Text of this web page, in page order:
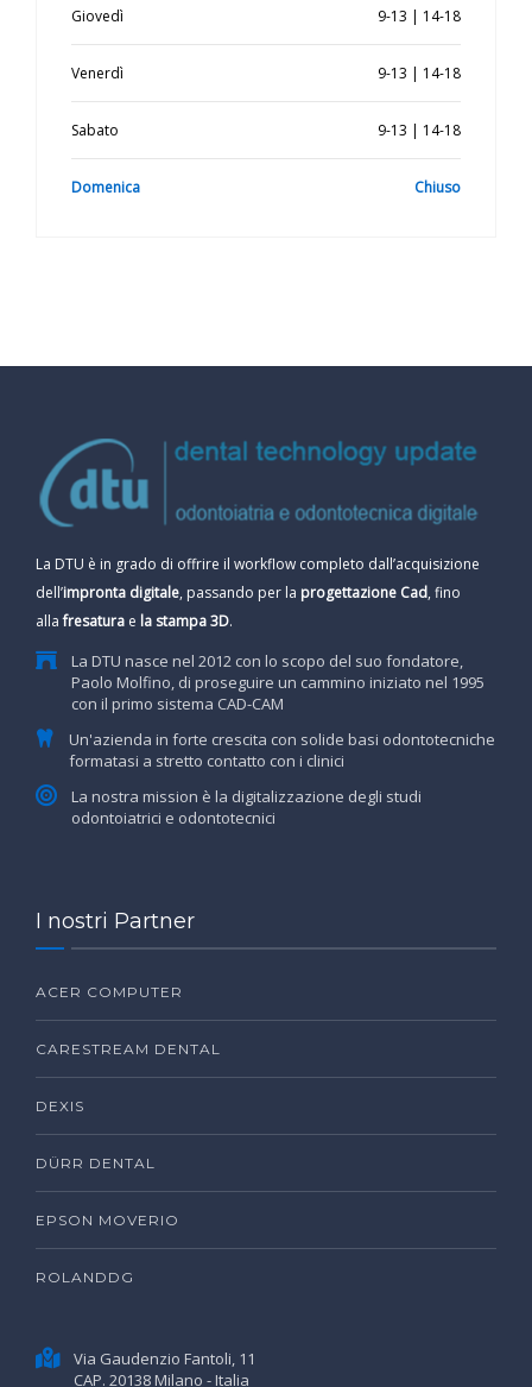
Giovedì 9-13 | 14-18
Venerdì 9-13 | 14-18
Sabato 9-13 | 14-18
Domenica Chiuso
La DTU è in grado di offrire il workflow completo dall’acquisizione
dell’impronta digitale, passando per la progettazione Cad, fino
allafresatura e la stampa 3D.
La DTU nasce nel 2012 con lo scopo del suo fondatore,
Paolo Molfino, di proseguire un cammino iniziato nel 1995
con il primo sistema CAD-CAM
Un'azienda in forte crescita con solide basi odontotecniche
formatasi a stretto contatto con i clinici
La nostra mission è la digitalizzazione degli studi
odontoiatrici e odontotecnici
I nostri Partner
ACER COMPUTER
CARESTREAM DENTAL
DEXIS
DÜRR DENTAL
EPSON MOVERIO
ROLANDDG
Via Gaudenzio Fantoli, 11
CAP. 20138 Milano - Italia